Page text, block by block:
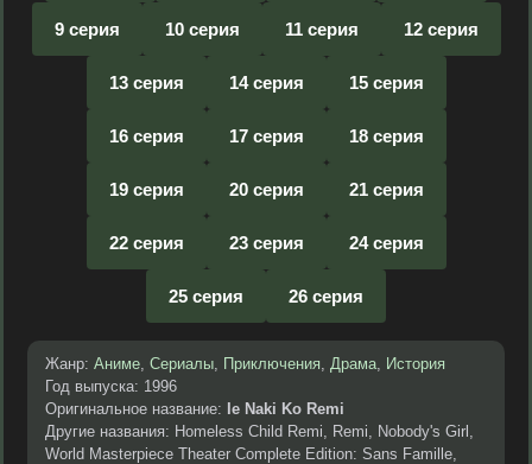
9 серия 10 серия 11 серия 12 серия
13 серия 14 серия 15 серия
16 серия 17 серия 18 серия
19 серия 20 серия 21 серия
22 серия 23 серия 24 серия
25 серия 26 серия
Жанр: Аниме, Сериалы, Приключения, Драма, История
Год выпуска: 1996
Оригинальное название: Ie Naki Ko Remi
Другие названия: Homeless Child Remi, Remi, Nobody's Girl,
World Masterpiece Theater Complete Edition: Sans Famille,